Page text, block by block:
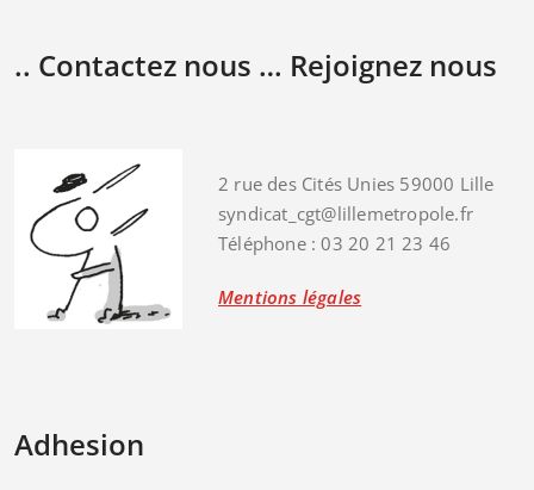
.. Contactez nous … Rejoignez nous
2 rue des Cités Unies 59000 Lille
syndicat_cgt@lillemetropole.fr
Téléphone : 03 20 21 23 46
Mentions légales
Adhesion